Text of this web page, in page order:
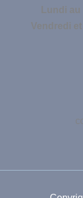
Lundi
Vendredi